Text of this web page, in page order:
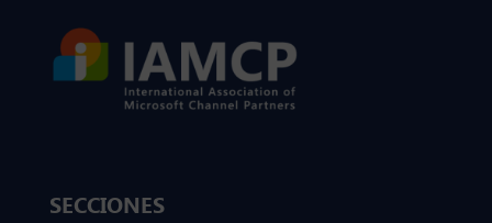
SECCIONES